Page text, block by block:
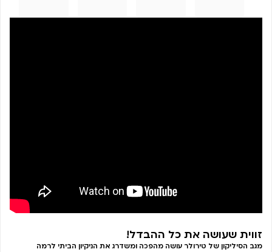
זווית שעושה את כל ההבדל!
מגב הסיליקון של טירולר עושה מהפכה ומשדרג את הניקיון הביתי לרמה